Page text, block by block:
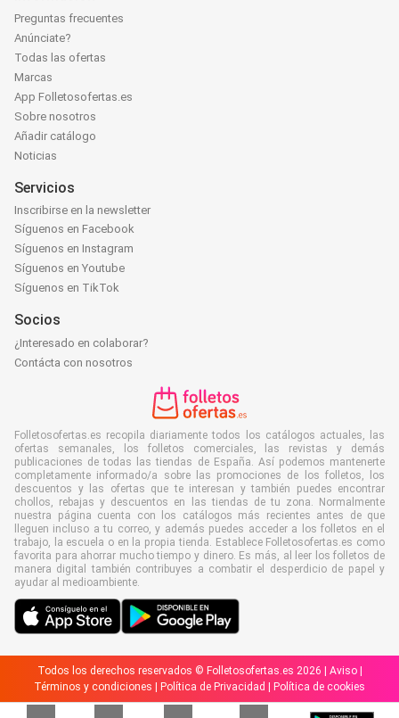
Preguntas frecuentes
Anúnciate?
Todas las ofertas
Marcas
App Folletosofertas.es
Sobre nosotros
Añadir catálogo
Noticias
Servicios
Inscribirse en la newsletter
Síguenos en Facebook
Síguenos en Instagram
Síguenos en Youtube
Síguenos en TikTok
Socios
¿Interesado en colaborar?
Contácta con nosotros
Folletosofertas.es recopila diariamente todos los catálogos actuales, las
ofertas semanales, los folletos comerciales, las revistas y demás
publicaciones de todas las tiendas de España. Así podemos mantenerte
completamente informado/a sobre las promociones de los folletos, los
descuentos y las ofertas que te interesan y también puedes encontrar
chollos, rebajas y descuentos en las tiendas de tu zona. Normalmente
nuestra página cuenta con los catálogos más recientes antes de que
lleguen incluso a tu correo, y además puedes acceder a los folletos en el
trabajo, la escuela o en la propia tienda. Establece Folletosofertas.es como
favorita para ahorrar mucho tiempo y dinero. Es más, al leer los folletos de
manera digital también contribuyes a combatir el desperdicio de papel y
ayudar al medioambiente.
Todos los derechos reservados © Folletosofertas.es 2026 | Aviso|
Términos y condiciones
Política de Privacidad Política de cookies